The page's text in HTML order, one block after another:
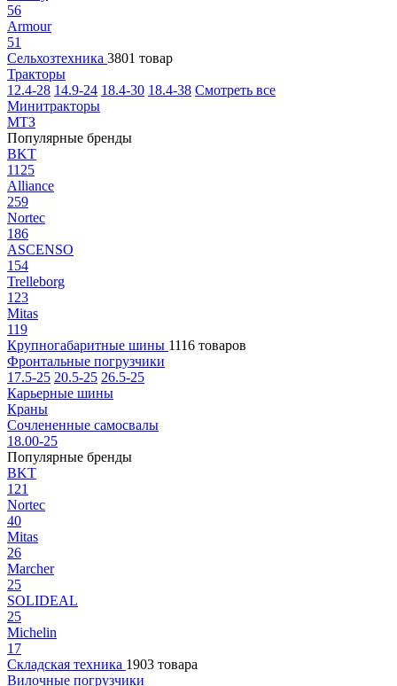
56
Armour
51
Сельхозтехника 3801 товар
Тракторы
12.4-28 14.9-24 18.4-30 18.4-38 Смотреть все
Минитракторы
МТЗ
Популярные бренды
BKT
1125
Alliance
259
Nortec
186
ASCENSO
154
Trelleborg
123
Mitas
119
Крупногабаритные шины 1116 товаров
Фронтальные погрузчики
17.5-25 20.5-25 26.5-25
Карьерные шины
Краны
Сочлененные самосвалы
18.00-25
Популярные бренды
BKT
121
Nortec
40
Mitas
26
Marcher
25
SOLIDEAL
25
Michelin
17
Складская техника 1903 товара
Вилочные погрузчики